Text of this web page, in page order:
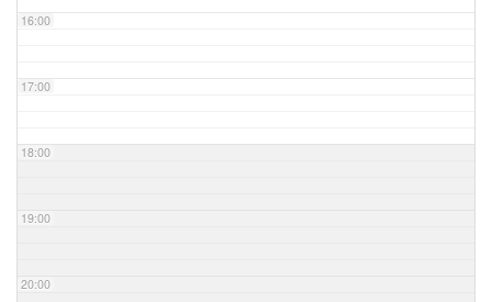
16:00
17:00
18:00
19:00
20:00